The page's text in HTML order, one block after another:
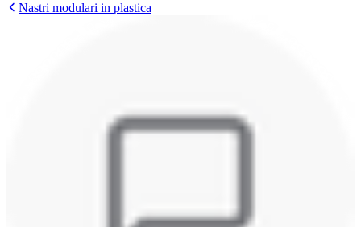
Nastri modulari in plastica